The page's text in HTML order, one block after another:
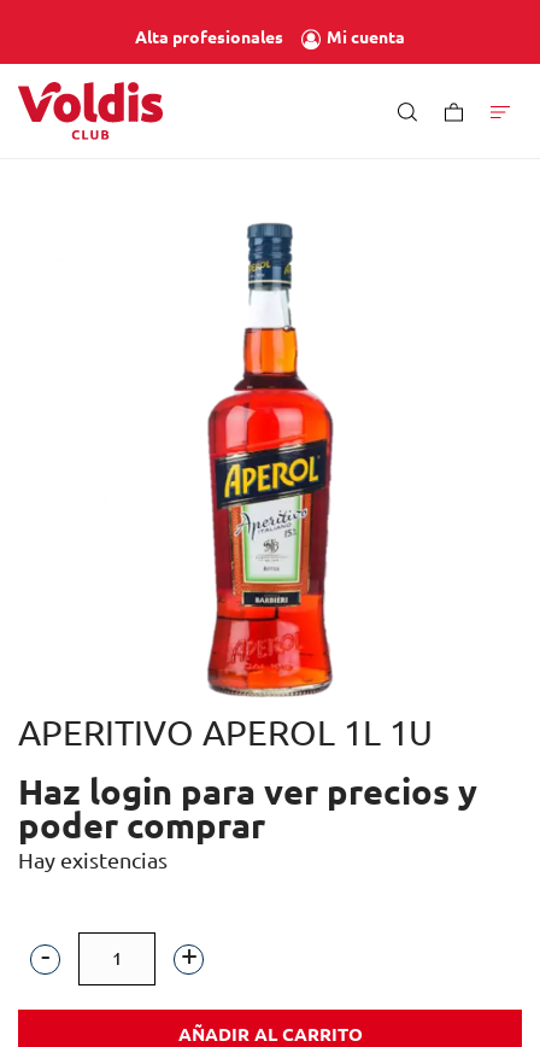
Alta profesionales Mi cuenta
APERITIVO APEROL 1L 1U
Haz login para ver precios y
poder comprar
Hay existencias
APERITIVO
APEROL
AÑADIR AL CARRITO